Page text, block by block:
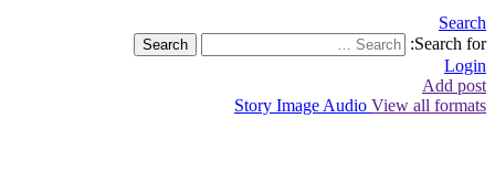
Search
Search for:
Search
Login
Add post
Story Image Audio View all formats